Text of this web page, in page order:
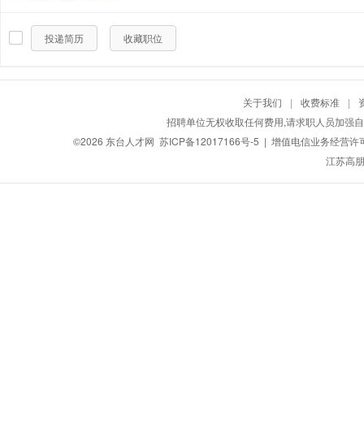
投递简历 收藏职位
关于我们 | 收费标准 |
招聘单位无权收取任何费用,请求职人员加强
©2026 东台人才网 苏ICP备12017166号-5 | 增值电信业务经营
江苏高